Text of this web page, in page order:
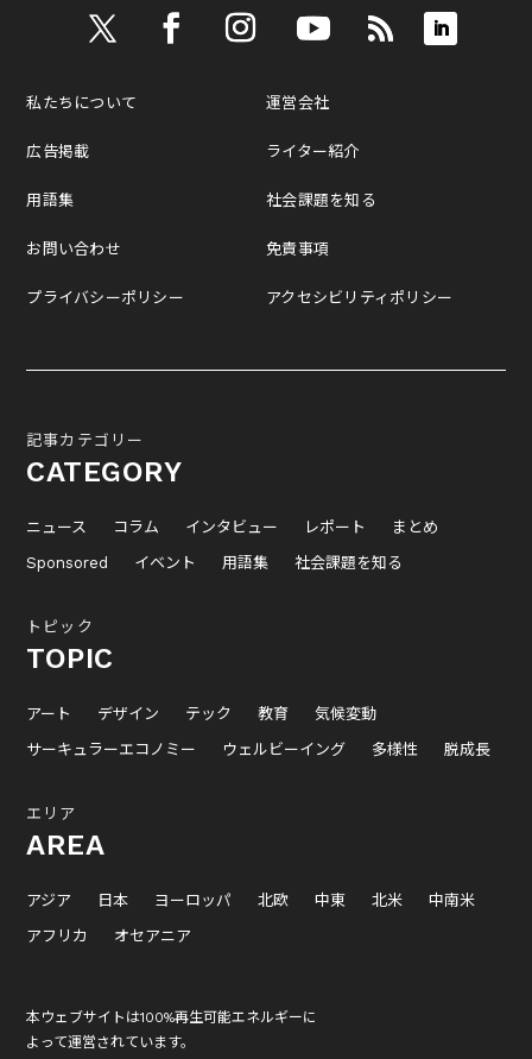
私たちについて
広告掲載
用語集
お問い合わせ
プライバシーポリシー
運営会社
ライター紹介
社会課題を知る
免責事項
アクセシビリティポリシー
記事カテゴリー
CATEGORY
ニュース コラム インタビュー レポート
まとめ
Sponsored
イベント 用語集 社会課題を知る
トピック
TOPIC
アート デザイン テック 教育
気候変動
サーキュラーエコノミー
ウェルビーイング 多様性 脱成長
エリア
AREA
アジア 日本 ヨーロッパ 北欧 中東 北米
中南米
アフリカ
オセアニア
本ウェブサイトは100%再生可能エネルギーに
よって運営されています。